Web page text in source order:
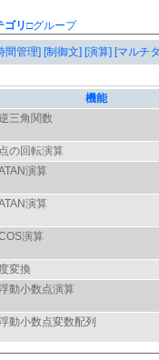
ゴリ□グループ
間管理] [制御文] [演算] [マルチ